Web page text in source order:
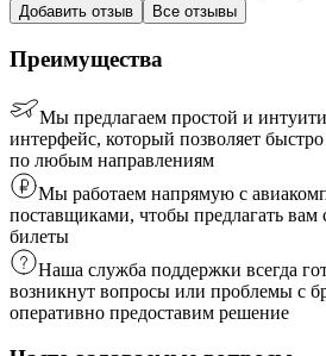
Добавить отзыв Все отзывы
Преимущества
Мы предлагаем простой и
интерфейс, который позволяет
по любым направлениям
Мы работаем напрямую с
поставщиками, чтобы предлагать
билеты
Наша служба поддержки всегда
возникнут вопросы или проблемы с
оперативно предоставим решение